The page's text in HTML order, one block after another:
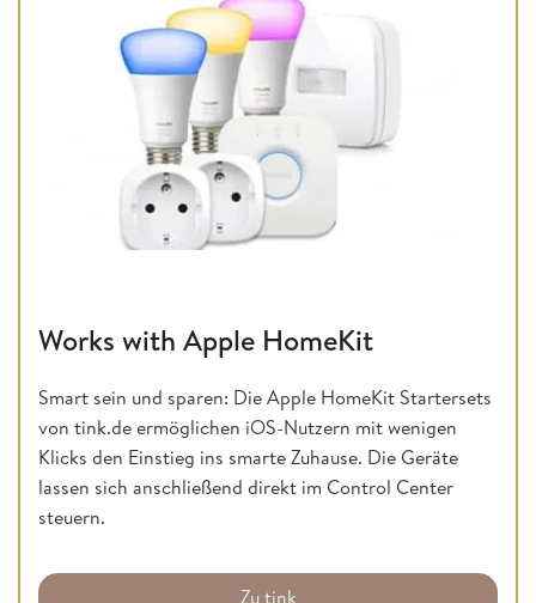
Works with Apple HomeKit
Smart sein und sparen: Die Apple HomeKit Startersets
von tink.de ermöglichen iOS-Nutzern mit wenigen
Klicks den Einstieg ins smarte Zuhause. Die Geräte
lassen sich anschließend direkt im Control Center
steuern.
Zu tink